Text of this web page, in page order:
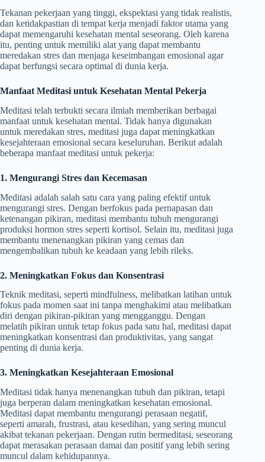
Tekanan pekerjaan yang tinggi, ekspektasi yang tidak realistis,
dan ketidakpastian di tempat kerja menjadi faktor utama yang
dapat memengaruhi kesehatan mental seseorang. Oleh karena
itu, penting untuk memiliki alat yang dapat membantu
meredakan stres dan menjaga keseimbangan emosional agar
dapat berfungsi secara optimal di dunia kerja.
Manfaat Meditasi untuk Kesehatan Mental Pekerja
Meditasi telah terbukti secara ilmiah memberikan berbagai
manfaat untuk kesehatan mental. Tidak hanya digunakan
untuk meredakan stres, meditasi juga dapat meningkatkan
kesejahteraan emosional secara keseluruhan. Berikut adalah
beberapa manfaat meditasi untuk pekerja:
1. Mengurangi Stres dan Kecemasan
Meditasi adalah salah satu cara yang paling efektif untuk
mengurangi stres. Dengan berfokus pada pernapasan dan
ketenangan pikiran, meditasi membantu tubuh mengurangi
produksi hormon stres seperti kortisol. Selain itu, meditasi juga
membantu menenangkan pikiran yang cemas dan
mengembalikan tubuh ke keadaan yang lebih rileks.
2. Meningkatkan Fokus dan Konsentrasi
Teknik meditasi, seperti mindfulness, melibatkan latihan untuk
fokus pada momen saat ini tanpa menghakimi atau melibatkan
diri dengan pikiran-pikiran yang mengganggu. Dengan
melatih pikiran untuk tetap fokus pada satu hal, meditasi dapat
meningkatkan konsentrasi dan produktivitas, yang sangat
penting di dunia kerja.
3. Meningkatkan Kesejahteraan Emosional
Meditasi tidak hanya menenangkan tubuh dan pikiran, tetapi
juga berperan dalam meningkatkan kesehatan emosional.
Meditasi dapat membantu mengurangi perasaan negatif,
seperti amarah, frustrasi, atau kesedihan, yang sering muncul
akibat tekanan pekerjaan. Dengan rutin bermeditasi, seseorang
dapat merasakan perasaan damai dan positif yang lebih sering
muncul dalam kehidupannya.